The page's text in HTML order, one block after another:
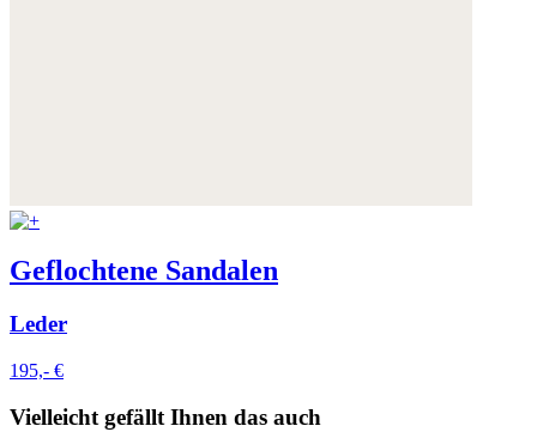
Geflochtene Sandalen
Leder
195,- €
Vielleicht gefällt Ihnen das auch